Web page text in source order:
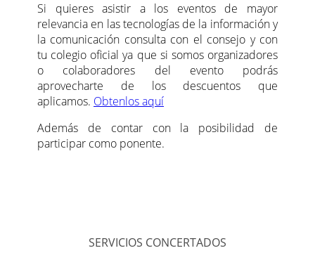
Si quieres asistir a los eventos de mayor
relevancia en las tecnologías de la información y
la comunicación consulta con el consejo y con
tu colegio oficial ya que si somos organizadores
o colaboradores del evento podrás
aprovecharte de los descuentos que
aplicamos. Obtenlos aquí
Además de contar con la posibilidad de
participar como ponente.
SERVICIOS CONCERTADOS